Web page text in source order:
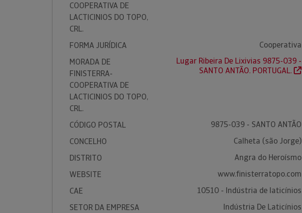
COOPERATIVA DE
LACTICINIOS DO TOPO,
CRL.
FORMA JURÍDICA
Cooperativa
MORADA DE
FINISTERRA-
COOPERATIVA DE
LACTICINIOS DO TOPO,
CRL.
Lugar Ribeira De Lixivias 9875-039 -
SANTO ANTÃO. PORTUGAL.
CÓDIGO POSTAL
9875-039 - SANTO ANTÃO
CONCELHO
Calheta (são Jorge)
DISTRITO
Angra do Heroísmo
WEBSITE
www.finisterratopo.com
CAE
10510 - Indústria de laticínios
SETOR DA EMPRESA
Indústria De Laticínios